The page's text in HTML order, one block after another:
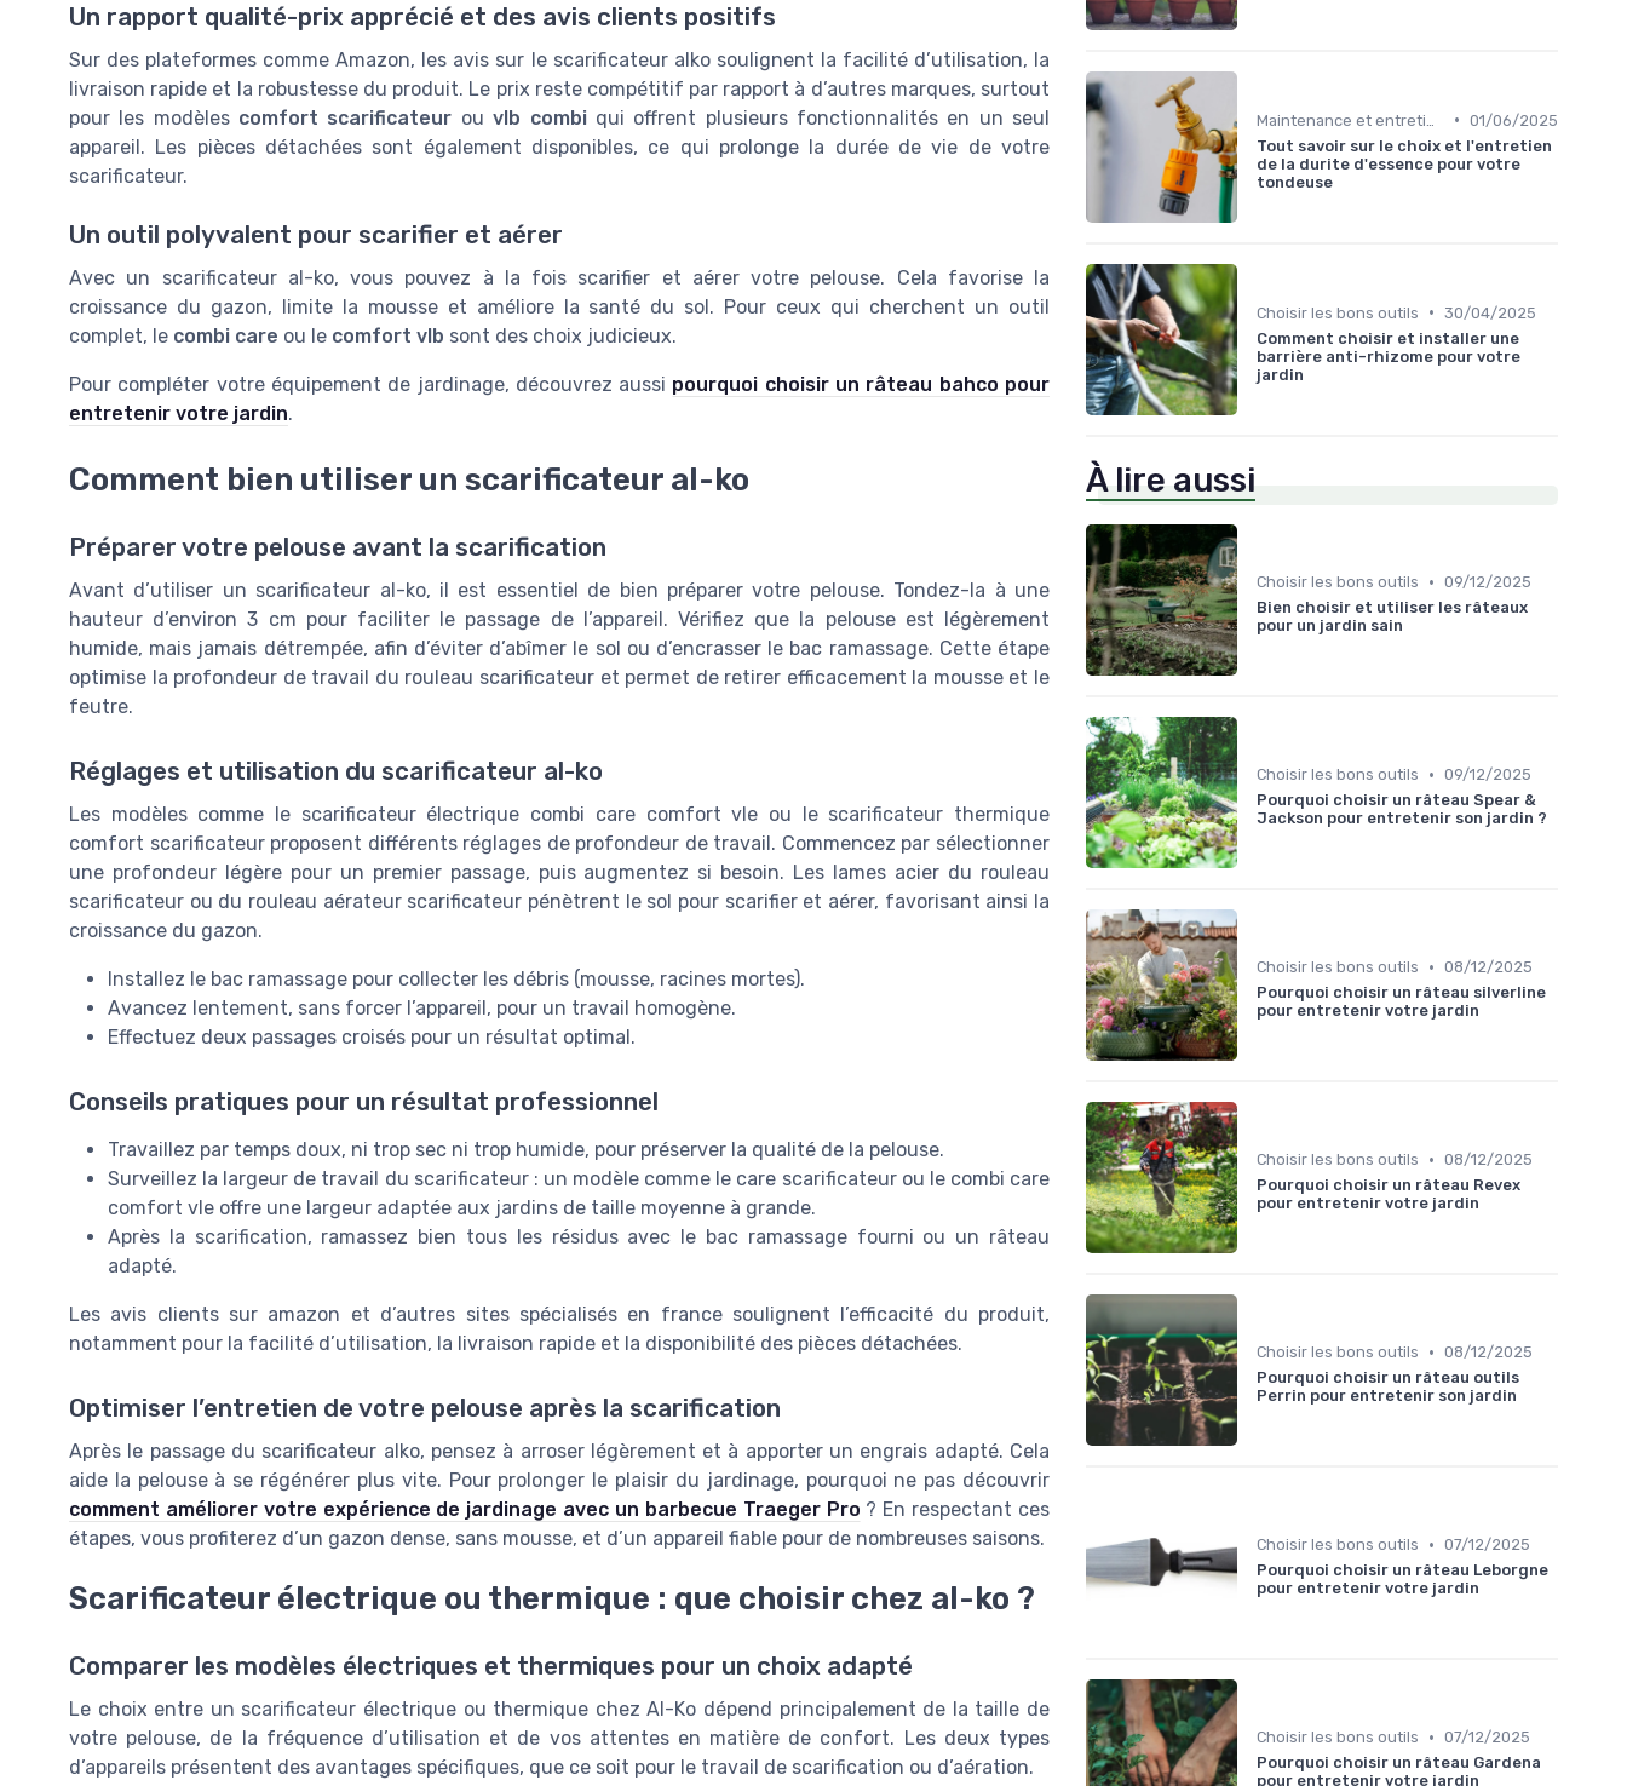
Un rapport qualité-prix apprécié et des avis clients positifs
Sur des plateformes comme Amazon, les avis sur le scarificateur alko soulignent la facilité d’utilisation, la
livraison rapide et la robustesse du produit. Le prix reste compétitif par rapport à d’autres marques, surtout
pour les modèles comfort scarificateur ouvlb combiqui offrent plusieurs fonctionnalités en un seul
appareil. Les pièces détachées sont également disponibles, ce qui prolonge la durée de vie de votre
scarificateur.
Un outil polyvalent pour scarifier et aérer
Avec un scarificateur al-ko, vous pouvez à la fois scarifier et aérer votre pelouse. Cela favorise la
croissance du gazon, limite la mousse et améliore la santé du sol. Pour ceux qui cherchent un outil
complet, le combi care ou le comfort vlb sont des choix judicieux.
Pour compléter votre équipement de jardinage, découvrez aussi pourquoi choisir un râteau bahco pour
entretenir votre jardin.
Comment bien utiliser un scarificateur al-ko
Préparer votre pelouse avant la scarification
Avant d’utiliser un scarificateur al-ko, il est essentiel de bien préparer votre pelouse. Tondez-la à une
hauteur d’environ 3 cm pour faciliter le passage de l’appareil. Vérifiez que la pelouse est légèrement
humide, mais jamais détrempée, afin d’éviter d’abîmer le sol ou d’encrasser le bac ramassage. Cette étape
optimise la profondeur de travail du rouleau scarificateur et permet de retirer efficacement la mousse et le
feutre.
Réglages et utilisation du scarificateur al-ko
Les modèles comme le scarificateur électrique combi care comfort vle ou le scarificateur thermique
comfort scarificateur proposent différents réglages de profondeur de travail. Commencez par sélectionner
une profondeur légère pour un premier passage, puis augmentez si besoin. Les lames acier du rouleau
scarificateur ou du rouleau aérateur scarificateur pénètrent le sol pour scarifier et aérer, favorisant ainsi la
croissance du gazon.
Installez le bac ramassage pour collecter les débris (mousse, racines mortes).
Avancez lentement, sans forcer l’appareil, pour un travail homogène.
Effectuez deux passages croisés pour un résultat optimal.
Conseils pratiques pour un résultat professionnel
Travaillez par temps doux, ni trop sec ni trop humide, pour préserver la qualité de la pelouse.
Surveillez la largeur de travail du scarificateur : un modèle comme le care scarificateur ou le combi care
comfort vle offre une largeur adaptée aux jardins de taille moyenne à grande.
Après la scarification, ramassez bien tous les résidus avec le bac ramassage fourni ou un râteau
adapté.
Les avis clients sur amazon et d’autres sites spécialisés en france soulignent l’efficacité du produit,
notamment pour la facilité d’utilisation, la livraison rapide et la disponibilité des pièces détachées.
Optimiser l’entretien de votre pelouse après la scarification
Après le passage du scarificateur alko, pensez à arroser légèrement et à apporter un engrais adapté. Cela
aide la pelouse à se régénérer plus vite. Pour prolonger le plaisir du jardinage, pourquoi ne pas découvrir
comment améliorer votre expérience de jardinage avec un barbecue Traeger Pro ? En respectant ces
étapes, vous profiterez d’un gazon dense, sans mousse, et d’un appareil fiable pour de nombreuses saisons.
Scarificateur électrique ou thermique : que choisir chez al-ko ?
Comparer les modèles électriques et thermiques pour un choix adapté
Le choix entre un scarificateur électrique ou thermique chez Al-Ko dépend principalement de la taille de
votre pelouse, de la fréquence d’utilisation et de vos attentes en matière de confort. Les deux types
d’appareils présentent des avantages spécifiques, que ce soit pour le travail de scarification ou d’aération.
• 01/06/2025
Tout savoir sur le choix et l'entretien
de la durite d'essence pour votre
tondeuse
Choisir les bons outils • 30/04/2025
Comment choisir et installer une
barrière anti-rhizome pour votre
jardin
À lire aussi
Choisir les bons outils • 09/12/2025
Bien choisir et utiliser les râteaux
pour un jardin sain
Choisir les bons outils • 09/12/2025
Pourquoi choisir un râteau Spear &
Jackson pour entretenir son jardin ?
Choisir les bons outils • 08/12/2025
Pourquoi choisir un râteau silverline
pour entretenir votre jardin
Choisir les bons outils • 08/12/2025
Pourquoi choisir un râteau Revex
pour entretenir votre jardin
Choisir les bons outils • 08/12/2025
Pourquoi choisir un râteau outils
Perrin pour entretenir son jardin
Choisir les bons outils • 07/12/2025
Pourquoi choisir un râteau Leborgne
pour entretenir votre jardin
Choisir les bons outils • 07/12/2025
Pourquoi choisir un râteau Gardena
pour entretenir votre jardin